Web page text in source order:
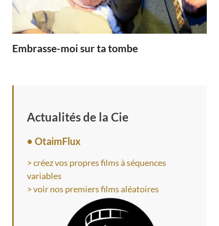
Embrasse-moi sur ta tombe
Actualités de la Cie
• OtaimFlux
> créez vos propres films à séquences
variables
> voir nos premiers films aléatoires